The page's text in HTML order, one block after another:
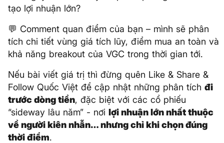
tạo lợi nhuận lớn?
💬 Comment quan điểm của bạn – mình sẽ phân
tích chi tiết vùng giá tích lũy, điểm mua an toàn và
khả năng breakout của VGC trong thời gian tới.
Nếu bài viết giá trị thì đừng quên Like & Share &
Follow Quốc Việt để cập nhật những phân tích đi
trước dòng tiền, đặc biệt với các cổ phiếu
“sideway lâu năm” - nơi lợi nhuận lớn nhất thuộc
về người kiên nhẫn… nhưng chỉ khi chọn đúng
thời điểm.